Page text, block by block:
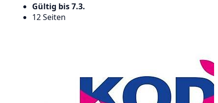
Gültig bis 7.3.
12 Seiten